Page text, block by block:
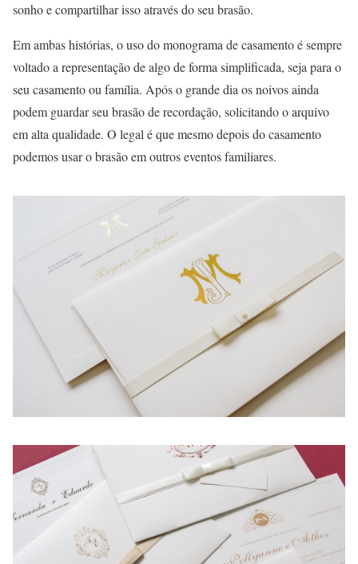
sonho e compartilhar isso através do seu brasão.
Em ambas histórias, o uso do monograma de casamento é sempre
voltado a representação de algo de forma simplificada, seja para o
seu casamento ou família. Após o grande dia os noivos ainda
podem guardar seu brasão de recordação, solicitando o arquivo
em alta qualidade. O legal é que mesmo depois do casamento
podemos usar o brasão em outros eventos familiares.